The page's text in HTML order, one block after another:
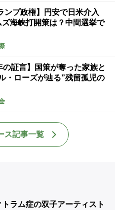
ンプ政権】円安で日米介入
海峡打開策は？中間選挙で
の証言】国策が奪った家族と
・ローズが辿る”残留孤児の
ス記事一覧
トラム症の双子アーティスト